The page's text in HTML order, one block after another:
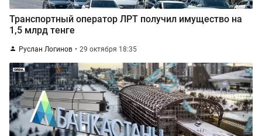
Транспортный оператор ЛРТ получил имущество на
1,5 млрд тенге
Руслан Логинов 29 октября 18:35